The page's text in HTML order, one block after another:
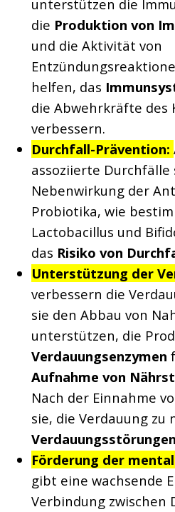
unterstützen die
die Produktion von
und die Aktivität von
helfen, das
die Abwehrkräfte des
verbessern.
Durchfall-Prävention:
assoziierte Durchfälle
Nebenwirkung der
Probiotika, wie
Lactobacillus und
das Risiko von
Unterstützung der
verbessern die
sie den Abbau von
unterstützen, die
Verdauungsenzymen
Aufnahme von
Nach der Einnahme
sie, die Verdauung zu
Förderung der
gibt eine wachsende
Verbindung zwischen